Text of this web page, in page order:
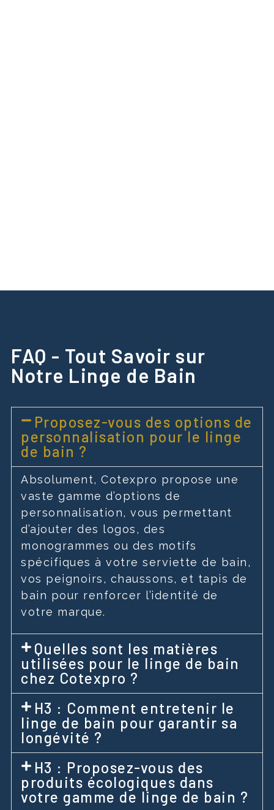
FAQ - Tout Savoir sur
Notre Linge de Bain
Proposez-vous des options de
personnalisation pour le linge
de bain ?
Absolument, Cotexpro propose une
vaste gamme d’options de
personnalisation, vous permettant
d’ajouter des logos, des
monogrammes ou des motifs
spécifiques à votre serviette de bain,
vos peignoirs, chaussons, et tapis de
bain pour renforcer l’identité de
votre marque.
Quelles sont les matières
utilisées pour le linge de bain
chez Cotexpro ?
H3 : Comment entretenir le
linge de bain pour garantir sa
longévité ?
H3 : Proposez-vous des
produits écologiques dans
votre gamme de linge de bain ?